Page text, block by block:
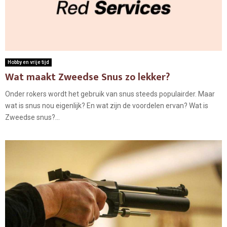
Hobby en vrije tijd
Wat maakt Zweedse Snus zo lekker?
Onder rokers wordt het gebruik van snus steeds populairder. Maar
wat is snus nou eigenlijk? En wat zijn de voordelen ervan? Wat is
Zweedse snus?...